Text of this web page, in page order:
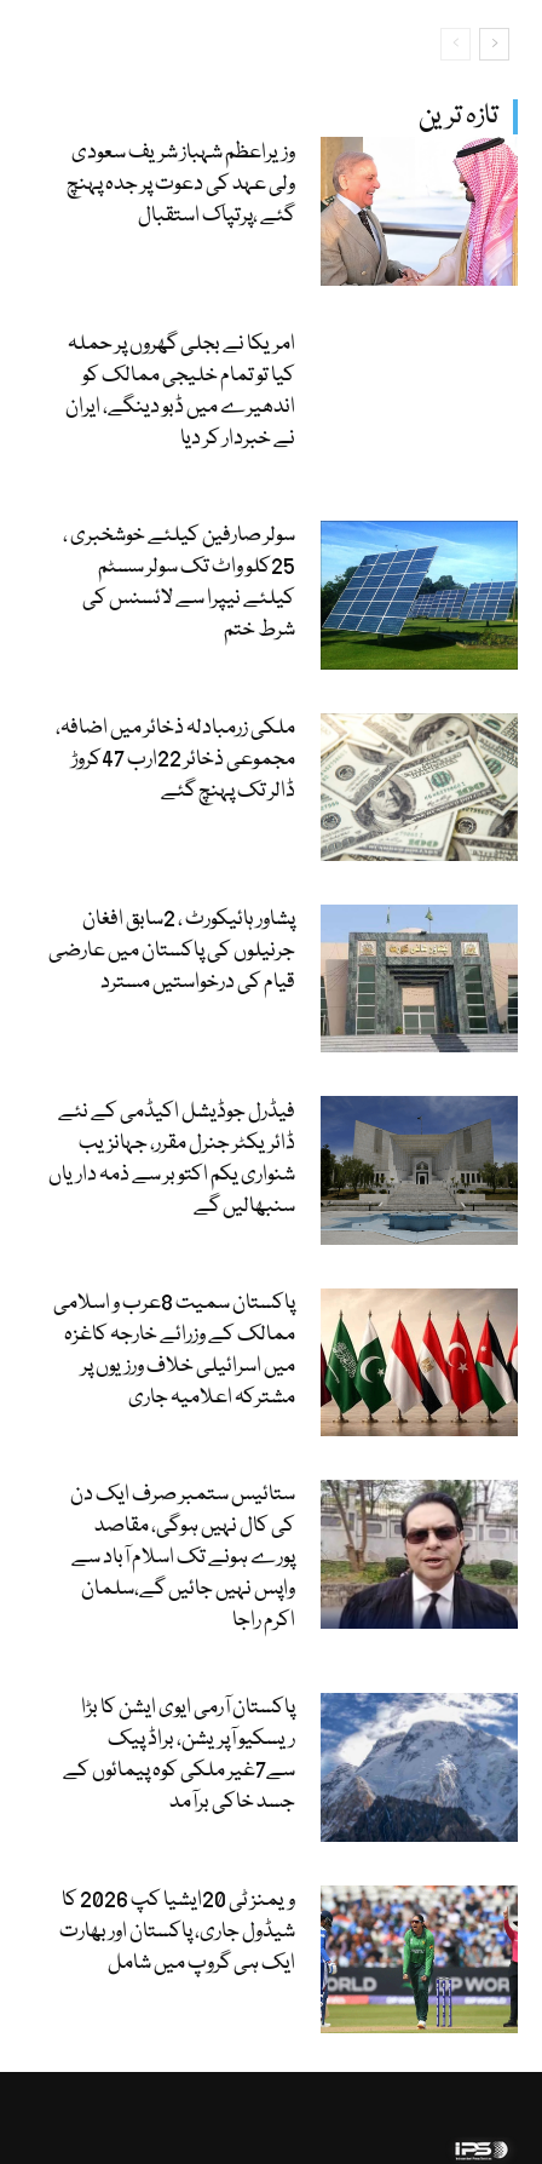
تازہ ترین
وزیراعظم شہباز شریف سعودی
ولی عہد کی دعوت پر جدہ پہنچ
گئے ،پرتپاک استقبال
امریکا نے بجلی گھروں پر حملہ
کیا تو تمام خلیجی ممالک کو
اندھیرے میں ڈبو دینگے، ایران
نے خبردار کر دیا
سولر صارفین کیلئے خوشخبری ،
25کلو واٹ تک سولر سسٹم
کیلئے نیپرا سے لائسنس کی
شرط ختم
ملکی زرمبادلہ ذخائر میں اضافہ،
مجموعی ذخائر 22ارب 47کروڑ
ڈالر تک پہنچ گئے
پشاور ہائیکورٹ ، 2سابق افغان
جرنیلوں کی پاکستان میں عارضی
قیام کی درخواستیں مسترد
فیڈرل جوڈیشل اکیڈمی کے نئے
ڈائریکٹر جنرل مقرر، جہانزیب
شنواری یکم اکتوبر سے ذمہ داریاں
سنبھالیں گے
پاکستان سمیت 8عرب و اسلامی
ممالک کے وزرائے خارجہ کاغزہ
میں اسرائیلی خلاف ورزیوں پر
مشترکہ اعلامیہ جاری
ستائیس ستمبر صرف ایک دن
کی کال نہیں ہوگی، مقاصد
پورے ہونے تک اسلام آباد سے
واپس نہیں جائیں گے،سلمان
اکرم راجا
پاکستان آرمی ایوی ایشن کا بڑا
ریسکیو آپریشن، براڈ پیک
سے7غیر ملکی کوہ پیمائوں کے
جسد خاکی برآمد
ویمنز ٹی 20ایشیا کپ 2026 کا
شیڈول جاری، پاکستان اور بھارت
ایک ہی گروپ میں شامل